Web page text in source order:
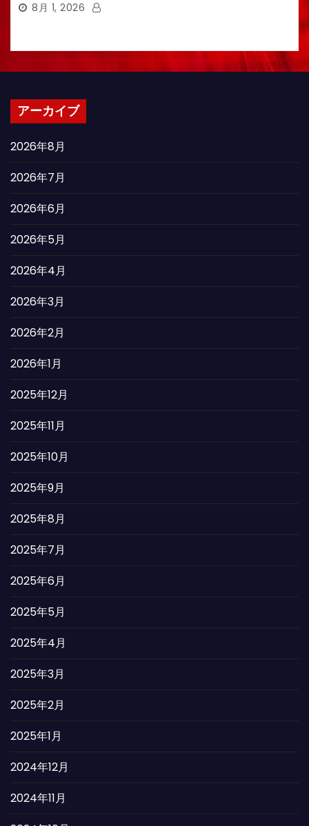
8月 1, 2026
アーカイブ
2026年8月
2026年7月
2026年6月
2026年5月
2026年4月
2026年3月
2026年2月
2026年1月
2025年12月
2025年11月
2025年10月
2025年9月
2025年8月
2025年7月
2025年6月
2025年5月
2025年4月
2025年3月
2025年2月
2025年1月
2024年12月
2024年11月